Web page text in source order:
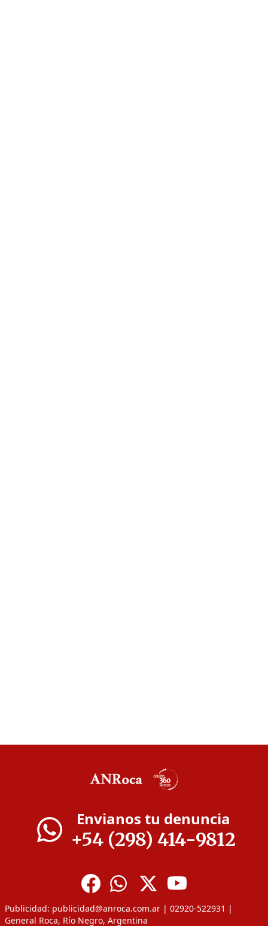
Envianos tu denuncia
+54 (298) 414-9812
Publicidad: publicidad@anroca.com.ar | 02920-522931 |
General Roca, Río Negro, Argentina